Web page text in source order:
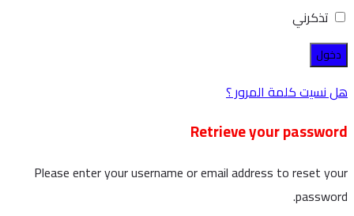
تذكرني
هل نسيت كلمة المرور ؟
Retrieve your password
Please enter your username or email address to reset your
password.